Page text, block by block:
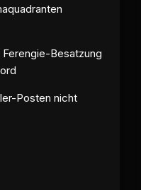
Besatzung
Posten nicht